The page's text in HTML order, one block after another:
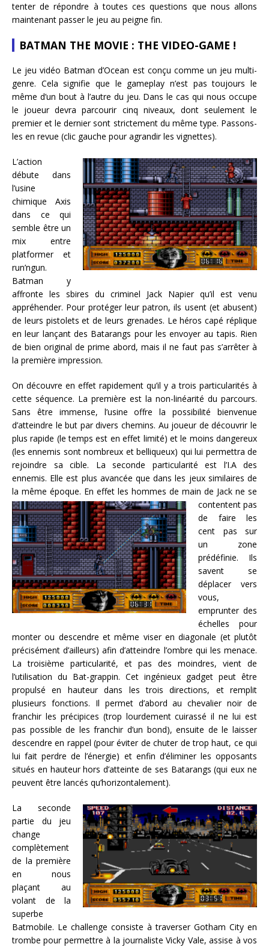
tenter de répondre à toutes ces questions que nous allons
maintenant passer le jeu au peigne fin.
BATMAN THE MOVIE : THE VIDEO-GAME !
Le jeu vidéo Batman d’Ocean est conçu comme un jeu multi-
genre. Cela signifie que le gameplay n’est pas toujours le
même d’un bout à l’autre du jeu. Dans le cas qui nous occupe
le joueur devra parcourir cinq niveaux, dont seulement le
premier et le dernier sont strictement du même type. Passons-
les en revue (clic gauche pour agrandir les vignettes).
L’action
débute dans
l’usine
chimique Axis
dans ce qui
semble être un
mix entre
platformer et
run’ngun.
Batman y
affronte les sbires du criminel Jack Napier qu’il est venu
appréhender. Pour protéger leur patron, ils usent (et abusent)
de leurs pistolets et de leurs grenades. Le héros capé réplique
en leur lançant des Batarangs pour les envoyer au tapis. Rien
de bien original de prime abord, mais il ne faut pas s’arrêter à
la première impression.
On découvre en effet rapidement qu’il y a trois particularités à
cette séquence. La première est la non-linéarité du parcours.
Sans être immense, l’usine offre la possibilité bienvenue
d’atteindre le but par divers chemins. Au joueur de découvrir le
plus rapide (le temps est en effet limité) et le moins dangereux
(les ennemis sont nombreux et belliqueux) qui lui permettra de
rejoindre sa cible. La seconde particularité est l’I.A des
ennemis. Elle est plus avancée que dans les jeux similaires de
la même époque. En effet les hommes de main de Jack ne se
contentent pas
de faire les
cent pas sur
un zone
prédéfinie. Ils
savent se
déplacer vers
vous,
emprunter des
échelles pour
monter ou descendre et même viser en diagonale (et plutôt
précisément d’ailleurs) afin d’atteindre l’ombre qui les menace.
La troisième particularité, et pas des moindres, vient de
l’utilisation du Bat-grappin. Cet ingénieux gadget peut être
propulsé en hauteur dans les trois directions, et remplit
plusieurs fonctions. Il permet d’abord au chevalier noir de
franchir les précipices (trop lourdement cuirassé il ne lui est
pas possible de les franchir d’un bond), ensuite de le laisser
descendre en rappel (pour éviter de chuter de trop haut, ce qui
lui fait perdre de l’énergie) et enfin d’éliminer les opposants
situés en hauteur hors d’atteinte de ses Batarangs (qui eux ne
peuvent être lancés qu’horizontalement).
La seconde
partie du jeu
change
complètement
de la première
en nous
plaçant au
volant de la
superbe
Batmobile. Le challenge consiste à traverser Gotham City en
trombe pour permettre à la journaliste Vicky Vale, assise à vos